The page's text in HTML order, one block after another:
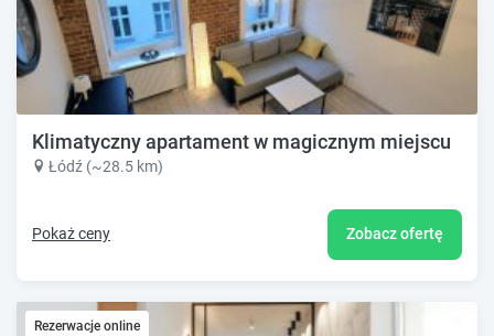
Klimatyczny apartament w magicznym miejscu
Łódź (~28.5 km)
Pokaż ceny Zobacz ofertę
Rezerwacje online